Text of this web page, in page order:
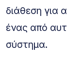
διάθεση για
ένας από
σύστημα.